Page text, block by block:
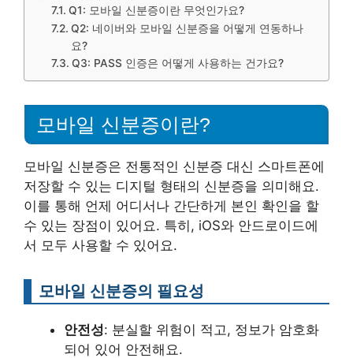
Q1: 모바일 신분증이란 무엇인가요?
Q2: 네이버와 모바일 신분증을 어떻게 연동하나
요?
Q3: PASS 인증은 어떻게 사용하는 건가요?
모바일 신분증이란?
모바일 신분증은 전통적인 신분증 대신 스마트폰에
저장할 수 있는 디지털 형태의 신분증을 의미해요.
이를 통해 언제 어디서나 간단하게 본인 확인을 할
수 있는 장점이 있어요. 특히, iOS와 안드로이드에
서 모두 사용할 수 있어요.
모바일 신분증의 필요성
안전성: 분실할 위험이 적고, 정보가 암호화
되어 있어 안전해요.